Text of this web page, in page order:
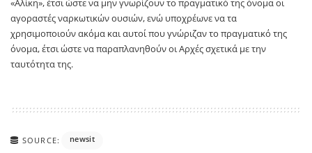
«Αλίκη», έτσι ώστε να μην γνωρίζουν το πραγματικό της όνομα οι
αγοραστές ναρκωτικών ουσιών, ενώ υποχρέωνε να τα
χρησιμοποιούν ακόμα και αυτοί που γνώριζαν το πραγματικό της
όνομα, έτσι ώστε να παραπλανηθούν οι Αρχές σχετικά με την
ταυτότητα της.
SOURCE: newsit